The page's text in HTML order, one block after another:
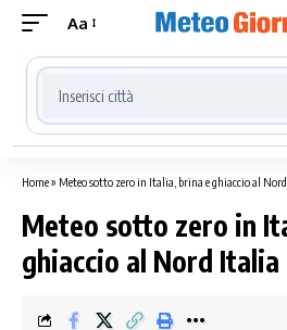
Aa
Cerca località meteo
Home» Meteo sotto zero in Italia, brina e ghiaccio al
Meteo sotto zero in
ghiaccio al Nord Italia